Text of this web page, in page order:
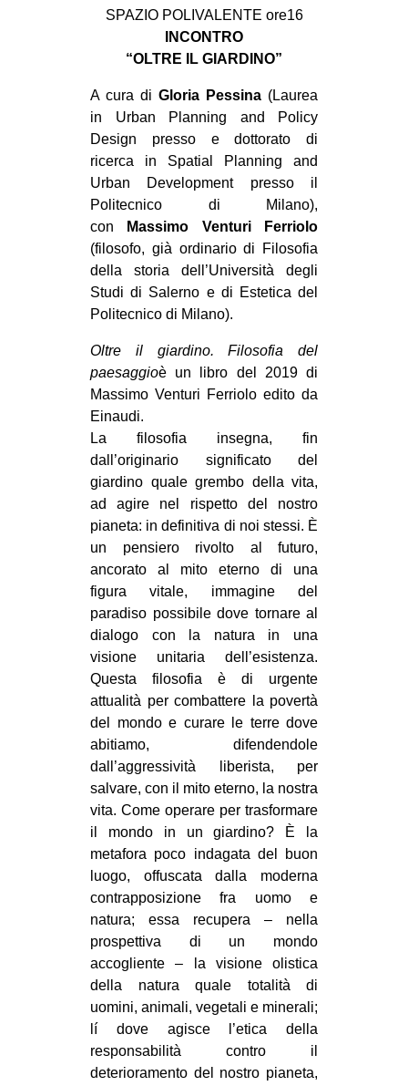
SPAZIO POLIVALENTE ore16
INCONTRO
“OLTRE IL GIARDINO”
A cura di Gloria Pessina (Laurea
in Urban Planning and Policy
Design presso e dottorato di
ricerca in Spatial Planning and
Urban Development presso il
Politecnico di Milano),
con
Massimo Venturi Ferriolo
(filosofo, già ordinario di Filosofia
della storia dell’Università degli
Studi di Salerno e di Estetica del
Politecnico di Milano).
Oltre il giardino. Filosofia del
paesaggioè un libro del 2019 di
Massimo Venturi Ferriolo edito da
Einaudi.
La filosofia insegna, fin
dall’originario significato del
giardino quale grembo della vita,
ad agire nel rispetto del nostro
pianeta: in definitiva di noi stessi. È
un pensiero rivolto al futuro,
ancorato al mito eterno di una
figura vitale, immagine del
paradiso possibile dove tornare al
dialogo con la natura in una
visione unitaria dell’esistenza.
Questa filosofia è di urgente
attualità per combattere la povertà
del mondo e curare le terre dove
abitiamo, difendendole
dall’aggressività liberista, per
salvare, con il mito eterno, la nostra
vita. Come operare per trasformare
il mondo in un giardino? È la
metafora poco indagata del buon
luogo, offuscata dalla moderna
contrapposizione fra uomo e
natura; essa recupera – nella
prospettiva di un mondo
accogliente – la visione olistica
della natura quale totalità di
uomini, animali, vegetali e minerali;
lí dove agisce l’etica della
responsabilità contro il
deterioramento del nostro pianeta,